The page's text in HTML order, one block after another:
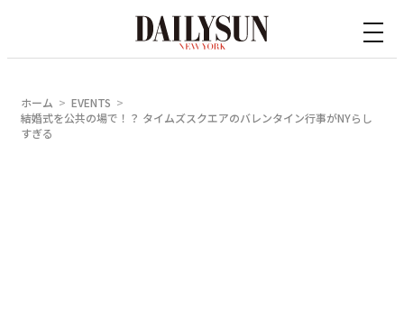
ホーム
EVENTS
結婚式を公共の場で！？ タイムズスクエアのバレンタイン行事がNYらし
すぎる